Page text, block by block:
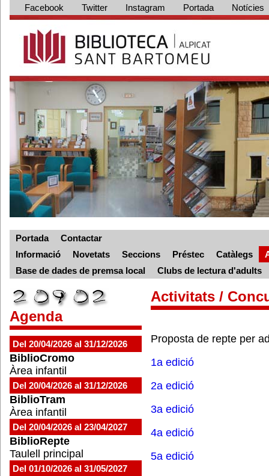
Facebook Twitter Instagram Portada Notícies
Portada
Contactar
Informació
Novetats Seccions Préstec Catàlegs
Base de dades de premsa local
Clubs de lectura d'adults
Agenda
Del 20/04/2026 al 31/12/2026
BiblioCromo
Àrea infantil
Del 20/04/2026 al 31/12/2026
BiblioTram
Àrea infantil
Del 20/04/2026 al 23/04/2027
BiblioRepte
Taulell principal
Del 01/10/2026 al 31/05/2027
Activitats /
Proposta de repte per
1a edició
2a edició
3a edició
4a edició
5a edició